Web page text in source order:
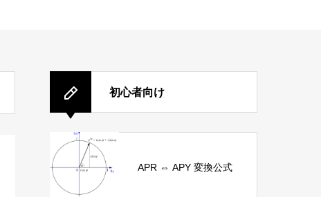
初心者向け
APR ⇔ APY 変換公式